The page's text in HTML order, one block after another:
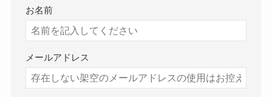
お名前
メールアドレス